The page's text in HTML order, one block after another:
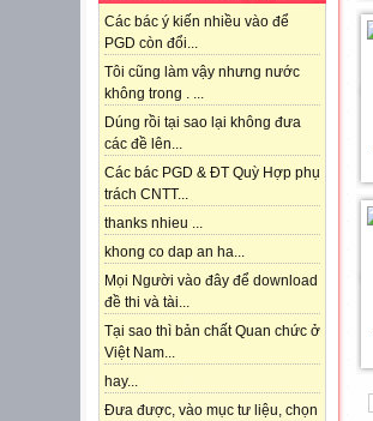
Các bác ý kiến nhiều vào để
PGD còn đổi...
Tôi cũng làm vậy nhưng nước
không trong . ...
Dúng rồi tại sao lại không đưa
các đề lên...
Các bác PGD & ĐT Quỳ Hợp phụ
trách CNTT...
thanks nhieu ...
khong co dap an ha...
Mọi Người vào đây để download
đề thi và tài...
Tại sao thì bản chất Quan chức ở
Việt Nam...
hay...
Đưa được, vào mục tư liệu, chọn